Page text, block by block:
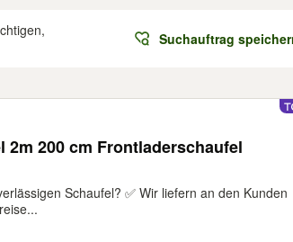
Suchauftrag
2m 200 cm Frontladerschaufel
Schaufel? ✅ Wir liefern an den Kunden